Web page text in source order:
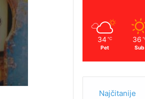
34 ℃
Pet
36
Sub
Najčitanije